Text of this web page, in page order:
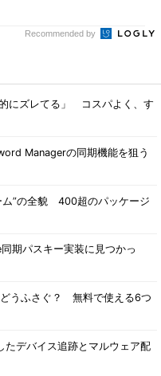
Recommended by
にズレてる」 コスパよく、す
Managerの同期機能を狙う
ム”の全貌 400超のパッケージ
期パスキー実装に見つかっ
うふさぐ？ 無料で使える6つ
たデバイス追跡とマルウェア配